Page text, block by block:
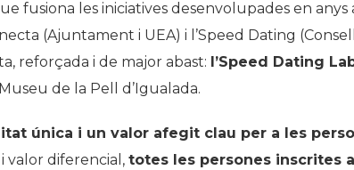
fusiona les iniciatives desenvolupades en
(Ajuntament i UEA) i l’Speed Dating
reforçada i de major abast: l’Speed Dating
de la Pell d’Igualada.
única i un valor afegit clau per a les
valor diferencial, totes les persones inscrites